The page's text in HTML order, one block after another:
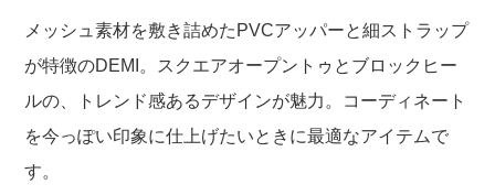
メッシュ素材を敷き詰めたPVCアッパーと細ストラップ
が特徴のDEMI。 スクエアオープントゥとブロックヒー
ルの、トレンド感あるデザインが魅力。コーディネート
を今っぽい印象に仕上げたいときに最適なアイテムで
す。